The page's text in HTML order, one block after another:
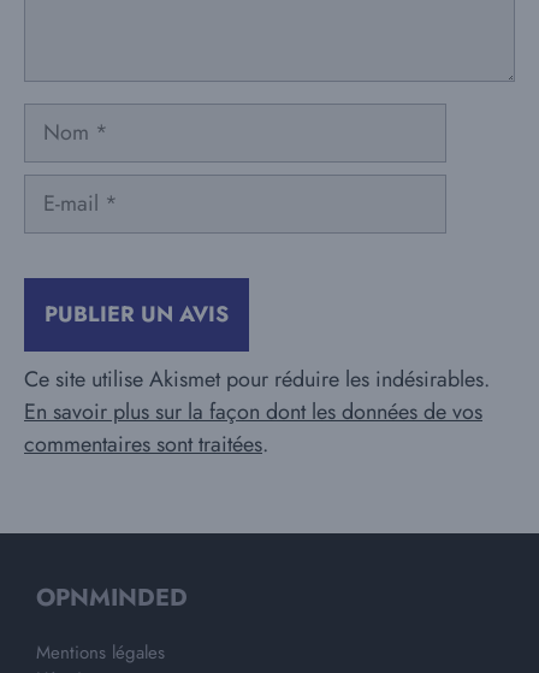
Nom
Ce site utilise Akismet pour réduire les indésirables.
En savoir plus sur la façon dont les données de vos
commentaires sont traitées.
OPNMINDED
Mentions légales